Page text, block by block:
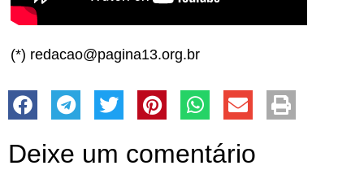
(*) redacao@pagina13.org.br
Deixe um comentário